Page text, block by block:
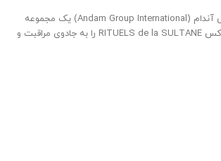
شرکت گروه بین‌المللی آندام (Andam Group International) یک مجموعه
نوآور است که برند لوکس RITUELS de la SULTANE را به جادوی مراقبت و